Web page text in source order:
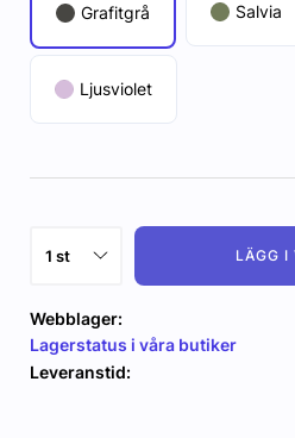
Grafitgrå Salvia
Ljusviolet
LÄGG I
Webblager:
Lagerstatus i våra butiker
Leveranstid: